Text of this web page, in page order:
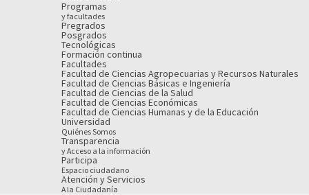
Programas
y facultades
Pregrados
Posgrados
Tecnológicas
Formación continua
Facultades
Facultad de Ciencias Agropecuarias y Recursos Naturales
Facultad de Ciencias Básicas e Ingeniería
Facultad de Ciencias de la Salud
Facultad de Ciencias Económicas
Facultad de Ciencias Humanas y de la Educación
Universidad
Quiénes Somos
Transparencia
y Acceso a la información
Participa
Espacio ciudadano
Atención y Servicios
A la Ciudadanía